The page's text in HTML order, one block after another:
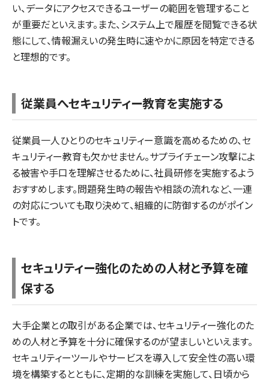
い、データにアクセスできるユーザーの範囲を管理すること
が重要だといえます。また、システム上で履歴を閲覧できる状
態にして、情報漏えいの発生時に速やかに原因を特定できる
と理想的です。
従業員へセキュリティー教育を実施する
従業員一人ひとりのセキュリティー意識を高めるための、セ
キュリティー教育も欠かせません。サプライチェーン攻撃によ
る被害や手口を理解させるために、社員研修を実施するよう
おすすめします。問題発生時の報告や相談の流れなど、一連
の対応についても取り決めて、組織的に防御するのがポイン
トです。
セキュリティー強化のための人材と予算を確
保する
大手企業との取引がある企業では、セキュリティー強化のた
めの人材と予算を十分に確保するのが望ましいといえます。
セキュリティーツールやサービスを導入して安全性の高い環
境を構築するとともに、定期的な訓練を実施して、日頃から